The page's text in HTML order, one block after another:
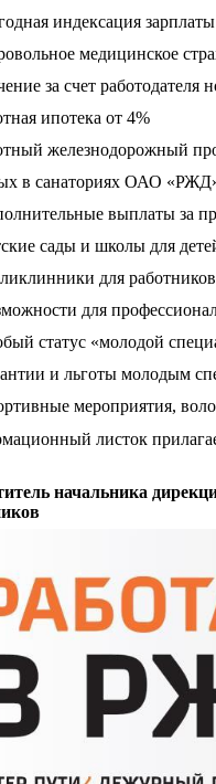
индексация зарплаты
медицинское
за счет работодателя
ипотека от 4%
железнодорожный
в санаториях ОАО
выплаты за
сады и школы для
для работников
для
статус «молодой
и льготы молодым
мероприятия,
листок
начальника